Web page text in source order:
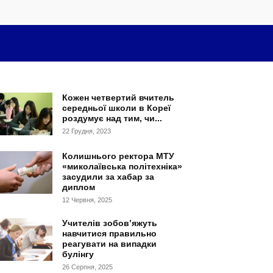
Кожен четвертий вчитель
середньої школи в Кореї
роздумує над тим, чи...
22 Грудня, 2023
Колишнього ректора МТУ
«миколаївська політехніка»
засудили за хабар за
диплом
12 Червня, 2025
Учителів зобов’яжуть
навчитися правильно
реагувати на випадки
булінгу
26 Серпня, 2025